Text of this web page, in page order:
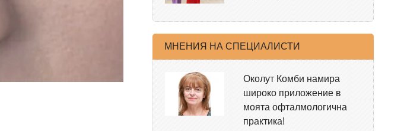
МНЕНИЯ НА СПЕЦИАЛИСТИ
Околут Комби намира
широко приложение в
моята офталмологична
практика!